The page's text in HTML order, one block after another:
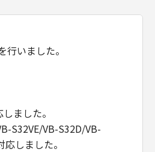
ルされた時点で発効し、
により終了されるまで有
ピーを含むものとしま
を廃棄し、且つ、インス
ての「許諾ソフトウェ
とにより本契約を終了さ
行いました。
ました。
S32VE/VB-S32D/VB-
しました。